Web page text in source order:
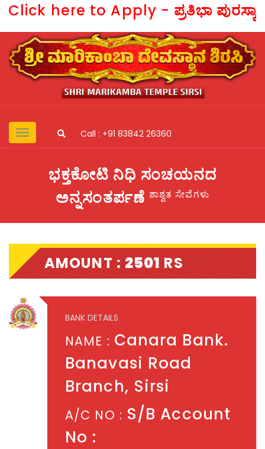
Click here to Apply -ಪ್ರತಿಭಾ
Call : +91 83842 26360
ಭಕ್ತಕೋಟಿ ನಿಧಿ ಸಂಚಯನದ
ಅನ್ನಸಂತರ್ಪಣೆ ಶಾಶ್ವತ ಸೇವೆಗಳು
AMOUNT :2501RS
BANK DETAILS
NAME : Canara Bank.
Banavasi Road
Branch, Sirsi
A/C NO : S/B Account
No :